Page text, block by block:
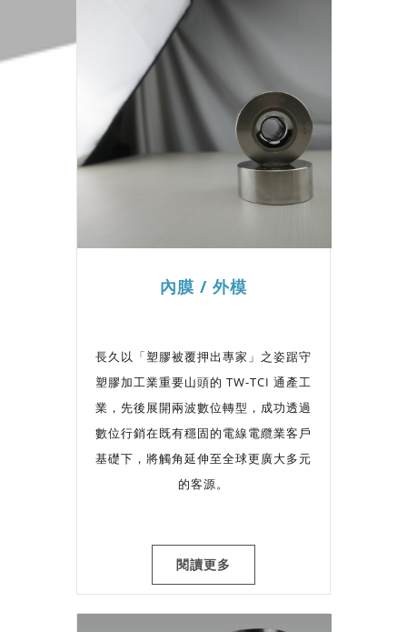
內膜 / 外模
長久以「塑膠被覆押出專家」之姿踞守
塑膠加工業重要山頭的 TW-TCI 通產工
業，先後展開兩波數位轉型，成功透過
數位行銷在既有穩固的電線電纜業客戶
基礎下，將觸角延伸至全球更廣大多元
的客源。
閱讀更多